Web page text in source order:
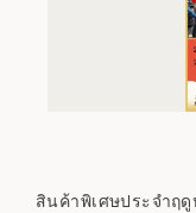
สินค้าพิเศษประจำฤ